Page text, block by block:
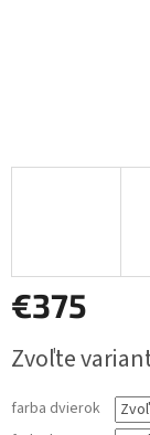
€375
cena:
Zvoľte
farba dvierok